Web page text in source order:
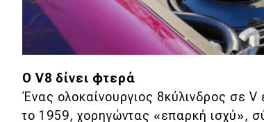
Ο V8 δίνει φτερά
Ένας ολοκαίνουργιος 8κύλινδρος σε
το 1959, χορηγώντας «επαρκή ισχύ»,